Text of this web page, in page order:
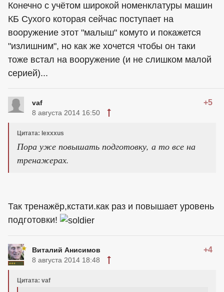
Конечно с учётом широкой номенклатуры машин
КБ Сухого которая сейчас поступает на
вооружение этот "малыш" комуто и покажется
"излишним", но как же хочется чтобы он таки
тоже встал на вооружение (и не слишком малой
серией)...
vaf +5
8 августа 2014 16:50
Цитата: lexxxus
Пора уже повышать подготовку, а то все на
тренажерах.
Так тренажёр,кстати.как раз и повышает уровень
подготовки!
Виталий Анисимов +4
8 августа 2014 18:48
Цитата: vaf